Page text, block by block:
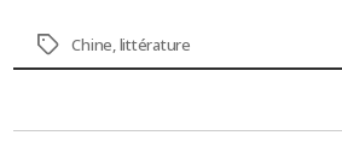
Étiquettes
Chine,littérature